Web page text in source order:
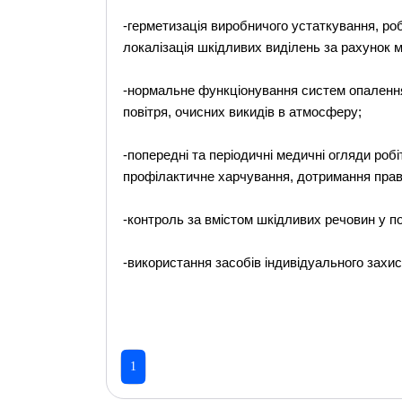
-герметизація виробничого устаткування,
локалізація шкідливих виділень за рахунок
-нормальне функціонування систем
повітря, очисних викидів в атмосферу;
-попередні та періодичні медичні огляди
профілактичне харчування, дотримання
-контроль за вмістом шкідливих речовин у
-використання засобів індивідуального
1